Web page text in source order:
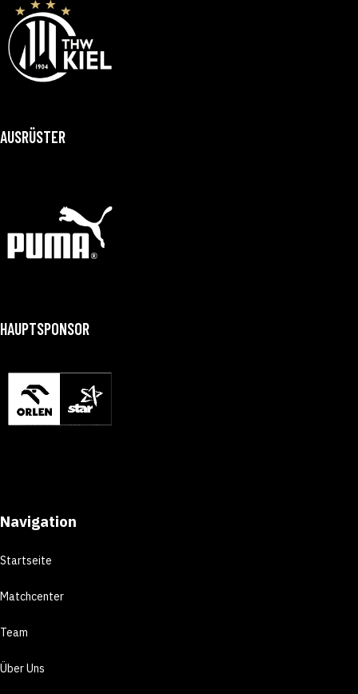
AUSRÜSTER
HAUPTSPONSOR
Navigation
Startseite
Matchcenter
Team
Über Uns